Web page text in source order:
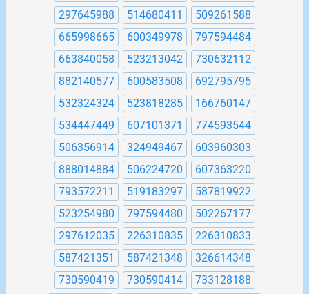
297645988
514680411
509261588
665998665
600349978
797594484
663840058
523213042
730632112
882140577
600583508
692795795
532324324
523818285
166760147
534447449
607101371
774593544
506356914
324949467
603960303
888014884
506224720
607363220
793572211
519183297
587819922
523254980
797594480
502267177
297612035
226310835
226310833
587421351
587421348
326614348
730590419
730590414
733128188